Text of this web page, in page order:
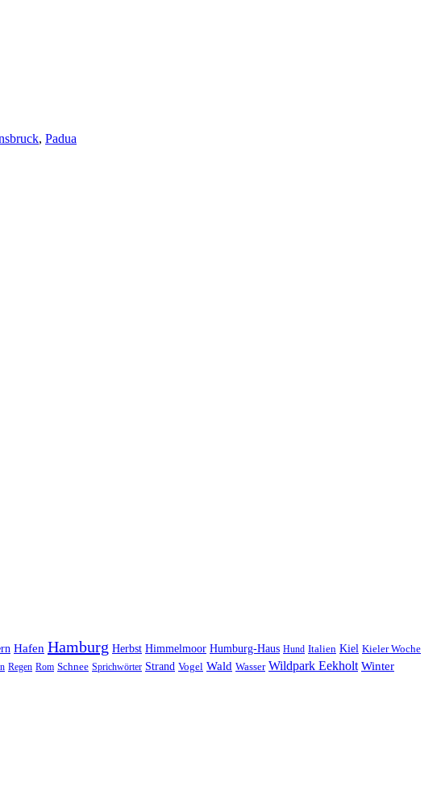
, Padua
Hafen Hamburg Herbst Himmelmoor Humburg-Haus Hund Italien Kiel Kieler Woche
Regen Rom Schnee Sprichwörter Strand Vogel Wald Wasser Wildpark Eekholt Winter